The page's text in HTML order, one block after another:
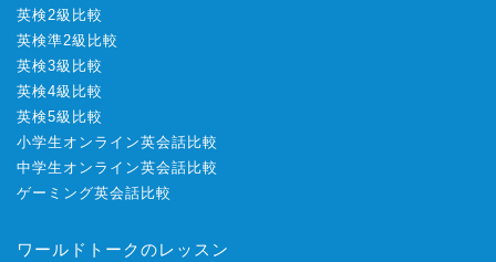
英検2級比較
英検準2級比較
英検3級比較
英検4級比較
英検5級比較
小学生オンライン英会話比較
中学生オンライン英会話比較
ゲーミング英会話比較
ワールドトークのレッスン